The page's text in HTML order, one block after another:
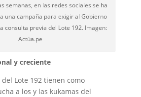
semanas, en las redes sociales se ha
una campaña para exigir al Gobierno
consulta previa del Lote 192. Imagen:
Actúa.pe
y creciente
Lote 192 tienen como
a los y las kukamas del